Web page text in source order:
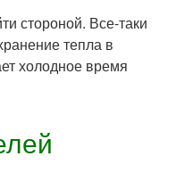
стороной. Все-таки
тепла в
холодное время